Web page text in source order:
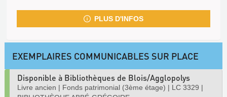
PLUS D'INFOS
EXEMPLAIRES COMMUNICABLES SUR PLACE
Disponible à Bibliothèques de Blois/Agglopolys
Livre ancien | Fonds patrimonial (3ème étage) | LC 3329 |